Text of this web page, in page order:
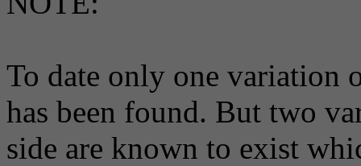
To date only one variation
has been found. But two
side are known to exist